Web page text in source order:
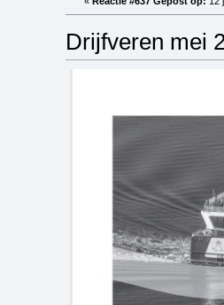
Drijfveren mei